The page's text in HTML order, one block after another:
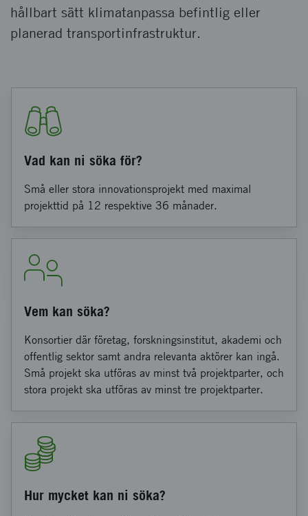
hållbart sätt klimatanpassa befintlig eller
planerad transportinfrastruktur.
Vad kan ni söka för?
Små eller stora innovationsprojekt med maximal
projekttid på 12 respektive 36 månader.
Vem kan söka?
Konsortier där företag, forskningsinstitut, akademi och
offentlig sektor samt andra relevanta aktörer kan ingå.
Små projekt ska utföras av minst två projektparter, och
stora projekt ska utföras av minst tre projektparter.
Hur mycket kan ni söka?